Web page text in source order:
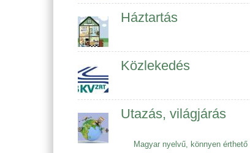
Háztartás
Közlekedés
Utazás, világjárás
Magyar nyelvű, könnyen